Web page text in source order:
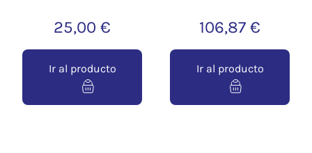
25,00 €
Ir al producto
106,87 €
Ir al producto